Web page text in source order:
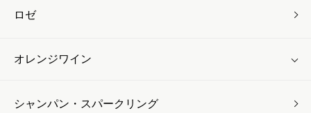
ロゼ
オレンジワイン
シャンパン・スパークリング